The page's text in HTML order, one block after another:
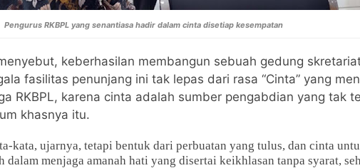
Pengurus RKBPL yang senantiasa hadir dalam cinta disetiap kesempatan
keberhasilan membangun sebuah gedung
fasilitas penunjang ini tak lepas dari rasa “Cinta” yang
RKBPL, karena cinta adalah sumber pengabdian yang tak
khasnya itu.
kata, ujarnya, tetapi bentuk dari perbuatan yang tulus, dan cinta
dalam menjaga amanah hati yang disertai keikhlasan tanpa syarat,